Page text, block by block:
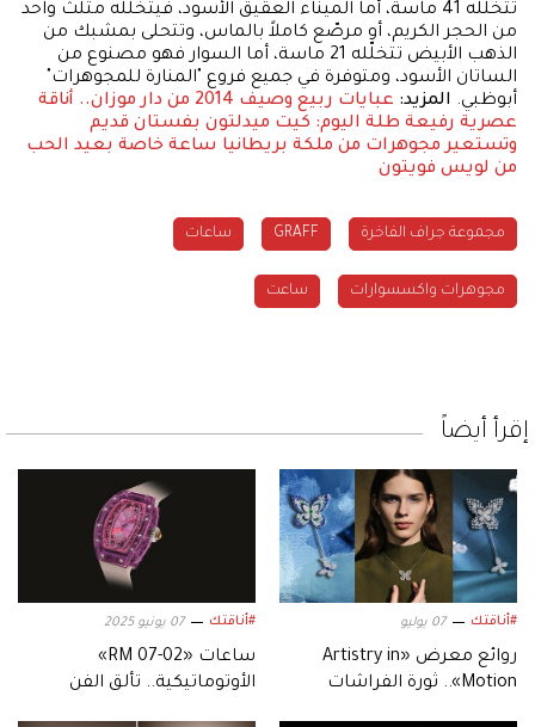
تتخلّله 41 ماسة، أما الميناء العقيق الأسود، فيتخلّله مثلث واحد
من الحجر الكريم، أو مرصّع كاملاً بالماس، وتتحلى بمشبك من
الذهب الأبيض تتخلّله 21 ماسة، أما السوار فهو مصنوع من
الساتان الأسود، ومتوفرة في جميع فروع "المنارة للمجوهرات"
أبوظبي. المزيد:
عبايات ربيع وصيف 2014 من دار موزان.. أناقة
عصرية رفيعة طلة اليوم: كيت ميدلتون بفستان قديم
وتستعير مجوهرات من ملكة بريطانيا ساعة خاصة بعيد الحب
من لويس فويتون
مجموعة جراف الفاخرة GRAFF ساعات
مجوهرات واكسسوارات ساعت
إقرأ أيضاً
#أناقتك 07 يوليو
روائع معرض «Artistry in
Motion».. ثورة الفراشات
#أناقتك 07 يونيو 2025
ساعات «RM 07-02»
الأوتوماتيكية.. تألق الفن